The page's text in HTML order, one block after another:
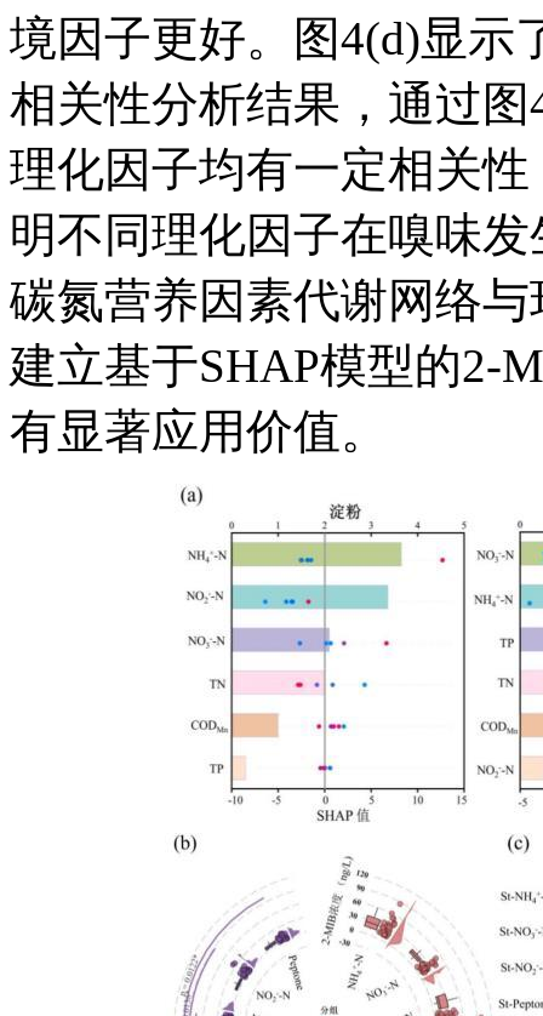
境因子更好。图4(d)显示
相关性分析结果，通过
理化因子均有一定相关
明不同理化因子在嗅味
碳氮营养因素代谢网络
建立基于SHAP模型的2-
有显著应用价值。